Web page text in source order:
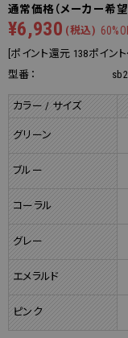
¥6,930 (税込)
[ポイント還元 138ポイント
型番：
カラー / サイズ
グリーン
ブルー
コーラル
グレー
エメラルド
ピンク